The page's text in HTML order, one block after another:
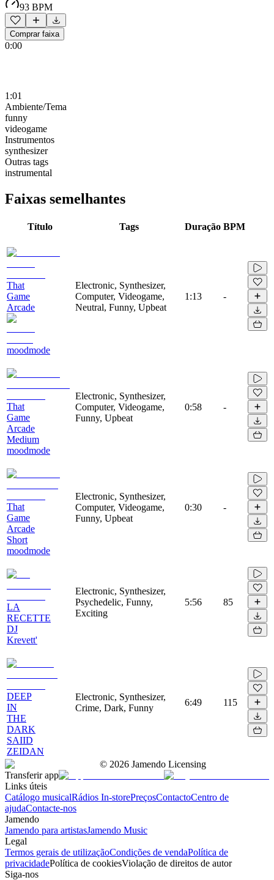
93 BPM
Comprar faixa
0:00
1:01
Ambiente/Tema
funny
videogame
Instrumentos
synthesizer
Outras tags
instrumental
Faixas semelhantes
Título Tags Duração BPM
That
Game
Arcade
moodmode
Electronic, Synthesizer,
Computer, Videogame,
Neutral, Funny, Upbeat
1:13 -
That
Game
Arcade
Medium
moodmode
Electronic, Synthesizer,
Computer, Videogame,
Funny, Upbeat
0:58 -
That
Game
Arcade
Short
moodmode
Electronic, Synthesizer,
Computer, Videogame,
Funny, Upbeat
0:30 -
LA
RECETTE
DJ
Krevett'
Electronic, Synthesizer,
Psychedelic, Funny,
Exciting
5:56 85
DEEP
IN
THE
DARK
SAIID
ZEIDAN
Electronic, Synthesizer,
Crime, Dark, Funny
6:49 115
© 2026 Jamendo Licensing
Transferir app
Links úteis
Catálogo musicalRádios In-storePreçosContactoCentro de
ajudaContacte-nos
Jamendo
Jamendo para artistasJamendo Music
Legal
Termos gerais de utilizaçãoCondições de vendaPolítica de
privacidadePolítica de cookiesViolação de direitos de autor
Siga-nos